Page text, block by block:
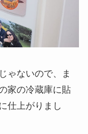
ゃないので、ま
家の冷蔵庫に貼
仕上がりまし